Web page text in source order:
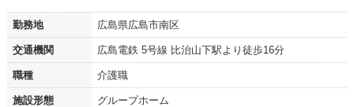
勤務地 広島県広島市南区
交通機関 広島電鉄 5号線 比治山下駅より徒歩16分
職種 介護職
施設形態 グループホーム